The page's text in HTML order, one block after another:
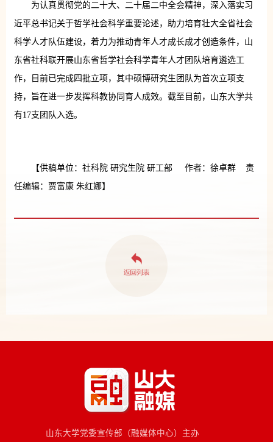
为认真贯彻党的二十大、二十届二中全会精神，深入落实习
近平总书记关于哲学社会科学重要论述，助力培育壮大全省社会
科学人才队伍建设，着力为推动青年人才成长成才创造条件，山
东省社科联开展山东省哲学社会科学青年人才团队培育遴选工
作，目前已完成四批立项，其中硕博研究生团队为首次立项支
持，旨在进一步发挥科教协同育人成效。截至目前，山东大学共
有17支团队入选。
【供稿单位：社科院 研究生院 研工部 作者：徐卓群 责
任编辑：贾富康 朱红娜】
山东大学党委宣传部（融媒体中心）主办